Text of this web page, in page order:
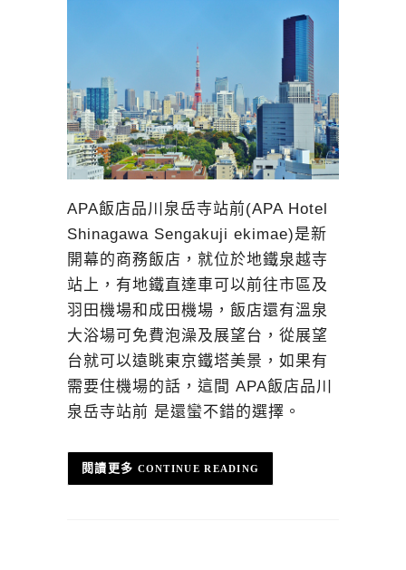
APA飯店品川泉岳寺站前(APA Hotel
Shinagawa Sengakuji ekimae)是新
開幕的商務飯店，就位於地鐵泉越寺
站上，有地鐵直達車可以前往市區及
羽田機場和成田機場，飯店還有溫泉
大浴場可免費泡澡及展望台，從展望
台就可以遠眺東京鐵塔美景，如果有
需要住機場的話，這間 APA飯店品川
泉岳寺站前 是還蠻不錯的選擇。
CONTINUE READING